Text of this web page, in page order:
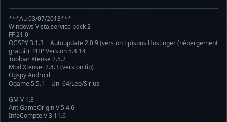
***Au 03/07/2013***
Windows Vista service pack 2
FF 21.0
OGSPY 3.1.3 + Autoupdate 2.0.9 (version tip)sous Hostinger (hébergement
gratuit) PHP Version 5.4.14
Toolbar Xtense 2.5.2
Mod Xtense: 2.4.3 (version tip)
Ogspy Android
Ogame 5.5.1 - Uni 64/Leo/Sirius
---
GM V 1.8
AntiGameOrigin V 5.4.6
InfoCompte V 3.11.6